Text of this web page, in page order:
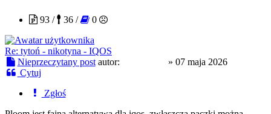
93 /
36 / 0
Re: tytoń - nikotyna - IQOS
Nieprzeczytany post autor: » 07 maja 2026
Cytuj
Zgłoś